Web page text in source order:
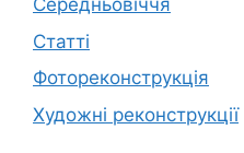
Середньовіччя
Статті
Фотореконструкція
Художні реконструкції